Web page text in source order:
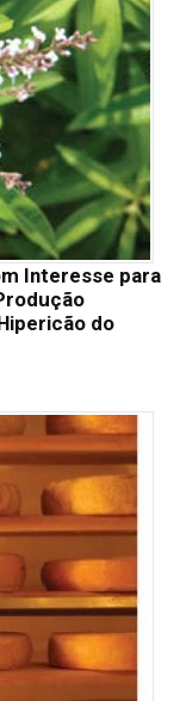
Interesse para
do